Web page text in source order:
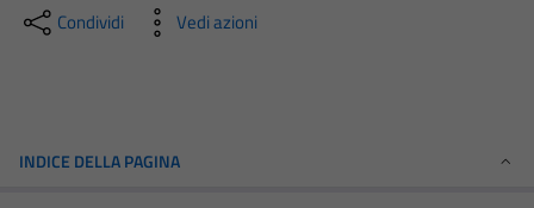
Condividi Vedi azioni
INDICE DELLA PAGINA